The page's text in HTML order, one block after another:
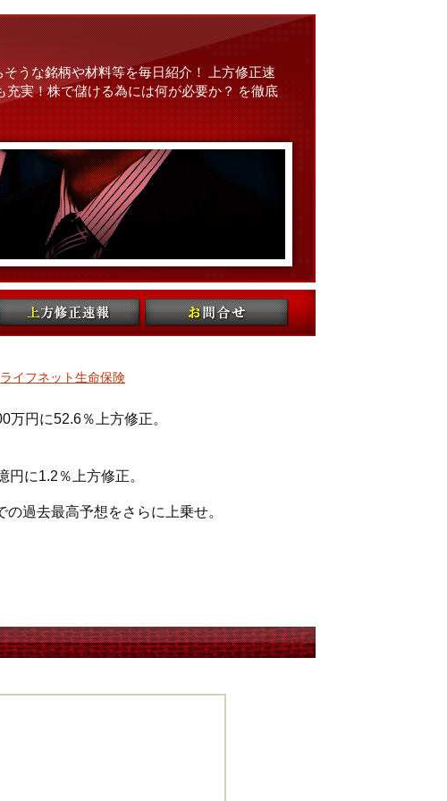
うな銘柄や材料等を毎日紹介！ 上方修正速
実！株で儲ける為には何が必要か？ を徹底
ライフネット生命保険
円に52.6％上方修正。
に1.2％上方修正。
過去最高予想をさらに上乗せ。